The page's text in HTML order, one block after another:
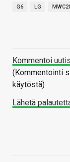
G6 LG
Kommentoi
(Kommentointi
käytöstä)
Lähetä